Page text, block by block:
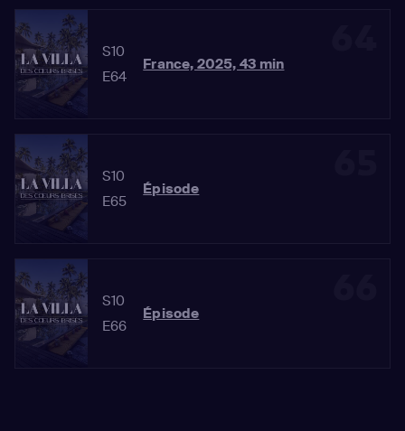
S10
E64
France, 2025, 43 min
S10
E65
Épisode
S10
E66
Épisode